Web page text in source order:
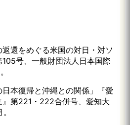
返還をめぐる米国の対日・対ソ
号、一般財団法人日本国際
日本復帰と沖縄との関係」『愛
第221・222合併号、愛知大